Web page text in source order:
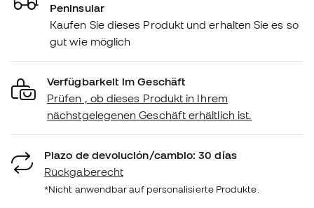
Peninsular
Kaufen Sie dieses Produkt und erhalten Sie es so
gut wie möglich
Verfügbarkeit im Geschäft
Prüfen , ob dieses Produkt in Ihrem
nächstgelegenen Geschäft erhältlich ist.
Plazo de devolución/cambio: 30 días
Rückgaberecht
*Nicht anwendbar auf personalisierte Produkte.